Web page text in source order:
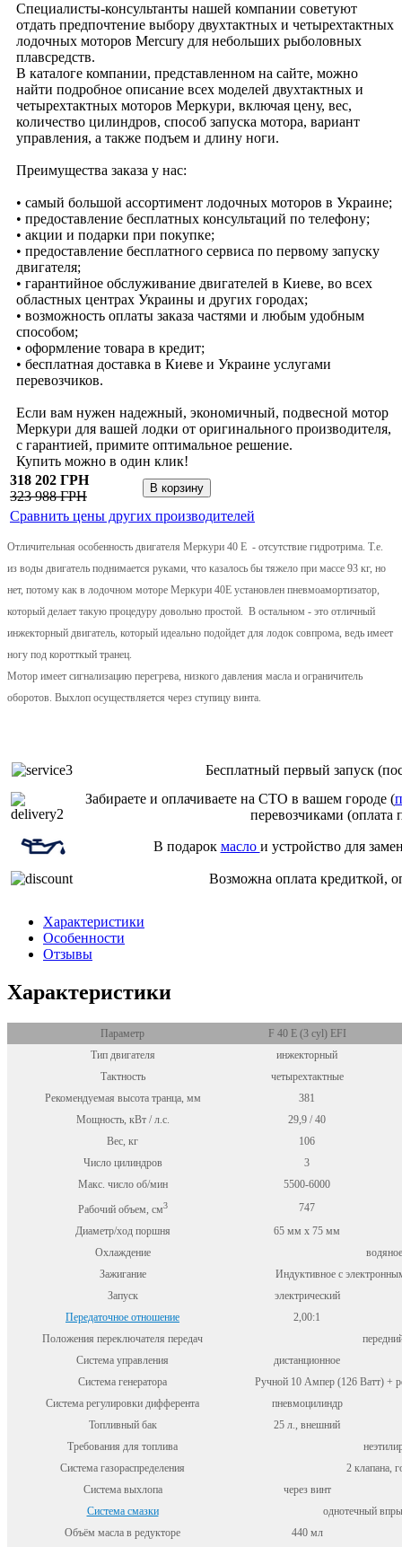
Специалисты-консультанты нашей компании советуют
отдать предпочтение выбору двухтактных и четырехтактных
лодочных моторов Mercury для небольших рыболовных
плавсредств.
В каталоге компании, представленном на сайте, можно
найти подробное описание всех моделей двухтактных и
четырехтактных моторов Меркури, включая цену, вес,
количество цилиндров, способ запуска мотора, вариант
управления, а также подъем и длину ноги.
Преимущества заказа у нас:
• самый большой ассортимент лодочных моторов в Украине;
• предоставление бесплатных консультаций по телефону;
• акции и подарки при покупке;
• предоставление бесплатного сервиса по первому запуску
двигателя;
• гарантийное обслуживание двигателей в Киеве, во всех
областных центрах Украины и других городах;
• возможность оплаты заказа частями и любым удобным
способом;
• оформление товара в кредит;
• бесплатная доставка в Киеве и Украине услугами
перевозчиков.
Если вам нужен надежный, экономичный, подвесной мотор
Меркури для вашей лодки от оригинального производителя,
с гарантией, примите оптимальное решение.
Купить можно в один клик!
318 202 ГРН
323 988 ГРН
Сравнить цены других производителей
Отличительная особенность двигателя Меркури 40 Е - отсутствие гидротрима. Т.е.
из воды двигатель поднимается руками, что казалось бы тяжело при массе 93 кг, но
нет, потому как в лодочном моторе Меркури 40Е установлен пневмоамортизатор,
который делает такую процедуру довольно простой. В остальном - это отличный
инжекторный двигатель, который идеально подойдет для лодок совпрома, ведь имеет
ногу под коротткый транец.
Мотор имеет сигнализацию перегрева, низкого давления масла и ограничитель
оборотов. Выхлоп осуществляется через ступицу винта.
Бесплатный первый запуск
Забираете и оплачиваете на СТО в вашем городе (
перевозчиками (оплата
В подарок масло и устройство для
Возможна оплата кредиткой,
Характеристики
Особенности
Отзывы
Характеристики
Параметр
F 40 E (3 cyl) EFI
Тип двигателя
инжекторный
Тактность
четырехтактные
Рекомендуемая высота транца, мм
381
Мощность, кВт / л.с.
29,9 / 40
Вес, кг
106
Число цилиндров
3
Макс. число об/мин
5500-6000
Рабочий объем, см3
747
Диаметр/ход поршня
65 мм x 75 мм
Охлаждение
Зажигание
Индуктивное с
Запуск
электрический
Передаточное отношение
2,00:1
Положения переключателя передач
Система управления
дистанционное
Система генератора
Ручной 10 Ампер (126 Ватт) +
Система регулировки дифферента
пневмоцилиндр
Топливный бак
25 л., внешний
Требования для топлива
Система газораспределения
2 клапана,
Система выхлопа
через винт
Система смазки
однотечный
Объём масла в редукторе
440 мл